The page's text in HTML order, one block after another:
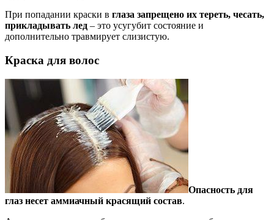
При попадании краски в глаза запрещено их тереть, чесать,
прикладывать лед – это усугубит состояние и
дополнительно травмирует слизистую.
Краска для волос
Опасность для
глаз несет аммиачный красящий состав.